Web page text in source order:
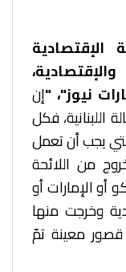
نيوز"، "إن
اللبنانية، فكل
يجب أن تعمل
من اللائحة
أو الإمارات أو
وخرجت منها
معينة تمّ